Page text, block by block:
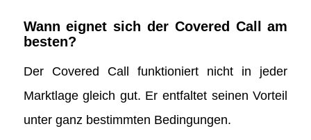
Wann eignet sich der Covered Call am
besten?
Der Covered Call funktioniert nicht in jeder
Marktlage gleich gut. Er entfaltet seinen Vorteil
unter ganz bestimmten Bedingungen.